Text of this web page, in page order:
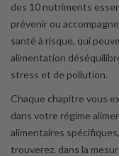
des 10 nutriments
prévenir ou
santé à risque, qui
alimentation
stress et de pollution.
Chaque chapitre vous
dans votre régime
alimentaires
trouverez, dans la